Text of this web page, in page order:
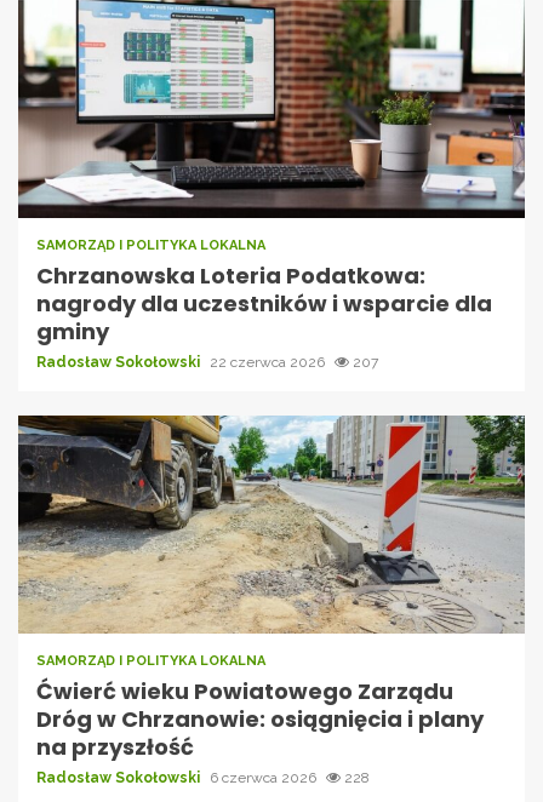
SAMORZĄD I POLITYKA LOKALNA
Chrzanowska Loteria Podatkowa:
nagrody dla uczestników i wsparcie dla
gminy
Radosław Sokołowski 22 czerwca 2026 207
SAMORZĄD I POLITYKA LOKALNA
Ćwierć wieku Powiatowego Zarządu
Dróg w Chrzanowie: osiągnięcia i plany
na przyszłość
Radosław Sokołowski 6 czerwca 2026 228